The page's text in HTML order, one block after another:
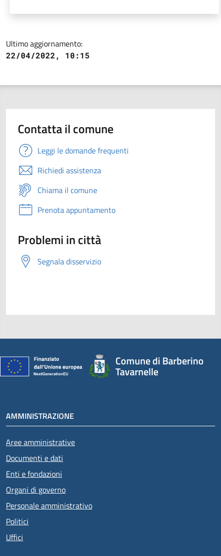
Ultimo aggiornamento:
22/04/2022, 10:15
Contatta il comune
Leggi le domande frequenti
Richiedi assistenza
Chiama il comune
Prenota appuntamento
Problemi in città
Segnala disservizio
Comune di Barberino
Tavarnelle
AMMINISTRAZIONE
Aree amministrative
Documenti e dati
Enti e fondazioni
Organi di governo
Personale amministrativo
Politici
Uffici